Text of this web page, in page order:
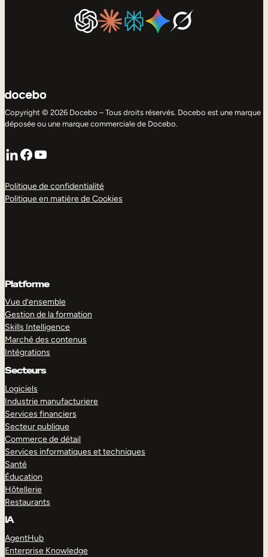
Copyright © 2026 Docebo – Tous droits réservés. Docebo est une marque
déposée ou une marque commerciale de Docebo.
LinkedIn
Facebook
YouTube
Politique de confidentialité
Politique en matière de Cookies
Platforme
Vue d’ensemble
Gestion de la formation
Skills Intelligence
Marché des contenus
Intégrations
Secteurs
Logiciels
Industrie manufacturiere
Services financiers
Secteur publique
Commerce de détail
Services informatiques et techniques
Santé
Éducation
Hôtellerie
Restaurants
IA
AgentHub
Enterprise Knowledge